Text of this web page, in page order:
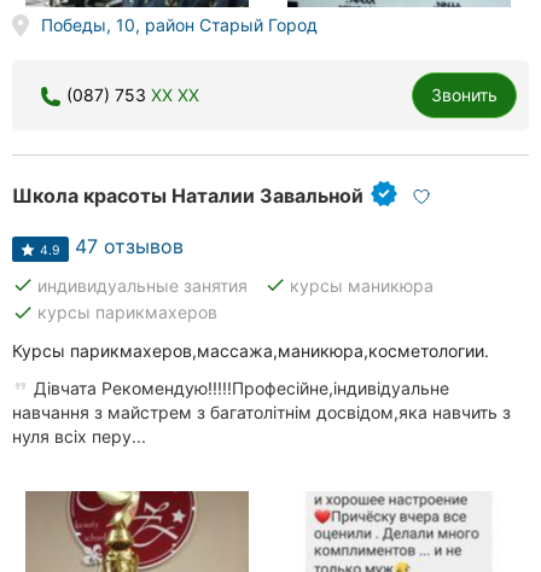
Победы, 10, район Старый Город
(087) 753 XX XX Звонить
Школа красоты Наталии Завальной
4.9 47 отзывов
done индивидуальные занятия done курсы маникюра
done курсы парикмахеров
Курсы парикмахеров,массажа,маникюра,косметологии.
Дівчата Рекомендую!!!!!Професійне,індивідуальне
навчання з майстрем з багатолітнім досвідом,яка навчить з
нуля всіх перу...